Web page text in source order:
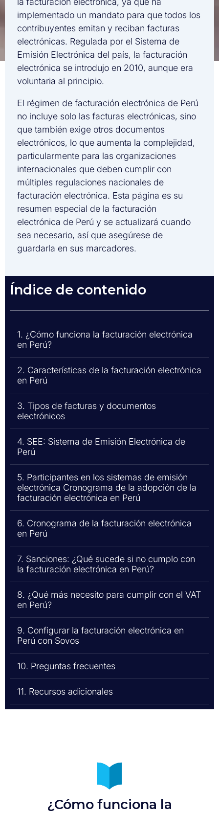
implementado un mandato para que todos los
contribuyentes emitan y reciban facturas
electrónicas. Regulada por el Sistema de
Emisión Electrónica del país, la facturación
electrónica se introdujo en 2010, aunque era
voluntaria al principio.
El régimen de facturación electrónica de Perú
no incluye solo las facturas electrónicas, sino
que también exige otros documentos
electrónicos, lo que aumenta la complejidad,
particularmente para las organizaciones
internacionales que deben cumplir con
múltiples regulaciones nacionales de
facturación electrónica. Esta página es su
resumen especial de la facturación
electrónica de Perú y se actualizará cuando
sea necesario, así que asegúrese de
guardarla en sus marcadores.
Índice de contenido
1. ¿Cómo funciona la facturación electrónica
en Perú?
2. Características de la facturación electrónica
en Perú
3. Tipos de facturas y documentos
electrónicos
4. SEE: Sistema de Emisión Electrónica de
Perú
5. Participantes en los sistemas de emisión
electrónica Cronograma de la adopción de la
facturación electrónica en Perú
6. Cronograma de la facturación electrónica
en Perú
7. Sanciones: ¿Qué sucede si no cumplo con
la facturación electrónica en Perú?
8. ¿Qué más necesito para cumplir con el VAT
en Perú?
9. Configurar la facturación electrónica en
Perú con Sovos
10. Preguntas frecuentes
11. Recursos adicionales
¿Cómo funciona la